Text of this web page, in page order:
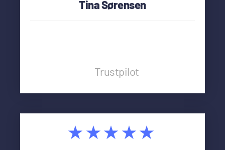
Tina Sørensen
Trustpilot
★★★★★